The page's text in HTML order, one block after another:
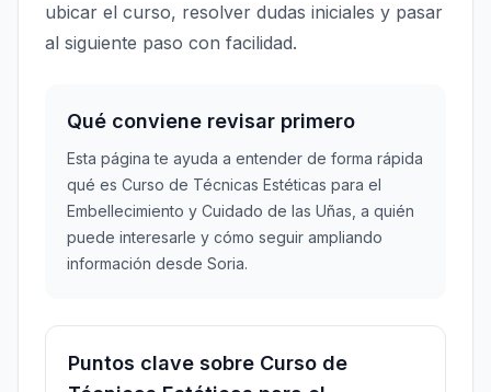
ubicar el curso, resolver dudas iniciales y pasar
al siguiente paso con facilidad.
Qué conviene revisar primero
Esta página te ayuda a entender de forma rápida
qué es Curso de Técnicas Estéticas para el
Embellecimiento y Cuidado de las Uñas, a quién
puede interesarle y cómo seguir ampliando
información desde Soria.
Puntos clave sobre Curso de